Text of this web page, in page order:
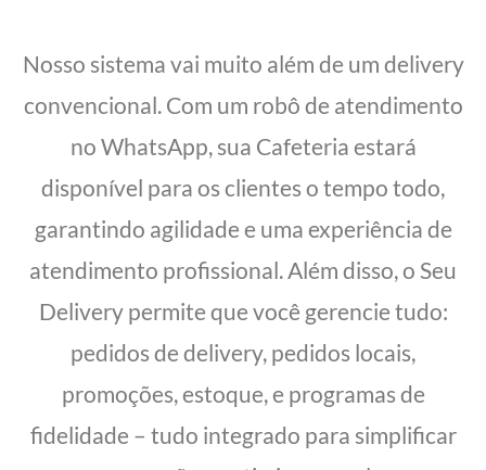
Nosso sistema vai muito além de um delivery
convencional. Com um robô de atendimento
no WhatsApp, sua Cafeteria estará
disponível para os clientes o tempo todo,
garantindo agilidade e uma experiência de
atendimento profissional. Além disso, o Seu
Delivery permite que você gerencie tudo:
pedidos de delivery, pedidos locais,
promoções, estoque, e programas de
fidelidade – tudo integrado para simplificar